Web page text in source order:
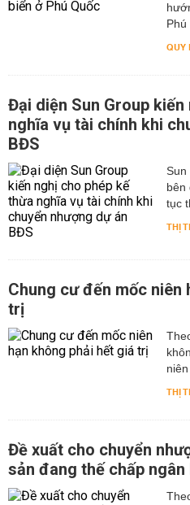
Phú
QUY
Đại diện Sun Group
nghĩa vụ tài chính khi
BĐS
Sun
bên
tục
THỊ
Chung cư đến mốc niên
trị
THỊ
Đề xuất cho chuyển
sản đang thế chấp ngân